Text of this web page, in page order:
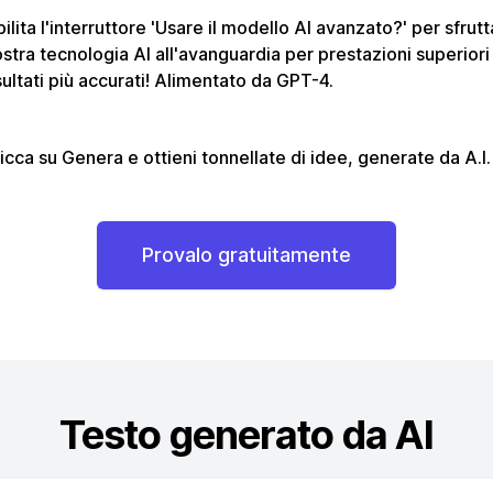
l'interruttore 'Usare il modello AI avanzato?' per
tecnologia AI all'avanguardia per prestazioni superiori
più accurati! Alimentato da GPT-4.
su Genera e ottieni tonnellate di idee, generate da A.I.
Provalo gratuitamente
Testo generato da AI